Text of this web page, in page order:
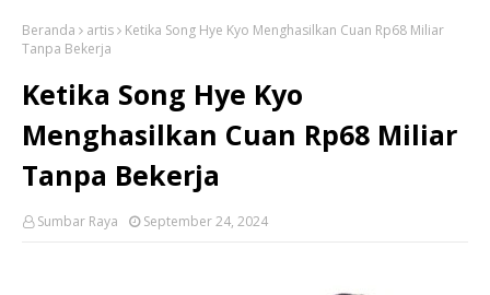
Beranda artis
Ketika Song Hye Kyo Menghasilkan Cuan Rp68 Miliar
Tanpa Bekerja
Ketika Song Hye Kyo
Menghasilkan Cuan Rp68 Miliar
Tanpa Bekerja
Sumbar Raya September 24, 2024